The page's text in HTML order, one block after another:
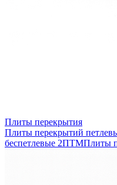
Плиты перекрытия
Плиты перекрытий
беспетлевые 2ПТМПлиты